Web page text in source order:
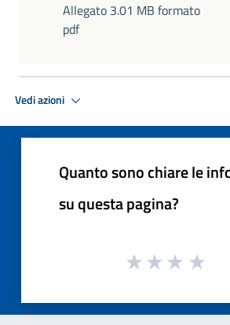
Allegato 3.01 MB formato
pdf
Vedi azioni
Quanto sono chiare le
su questa pagina?